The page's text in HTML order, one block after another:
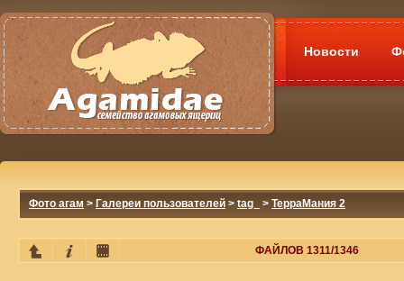
Новости
Фото агам > Галереи пользователей > tag_ > ТерраМания 2
ФАЙЛОВ 1311/1346